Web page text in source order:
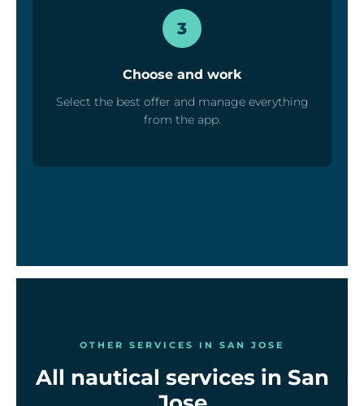
3
Choose and work
Select the best offer and manage everything
from the app.
OTHER SERVICES IN SAN JOSE
All nautical services in San